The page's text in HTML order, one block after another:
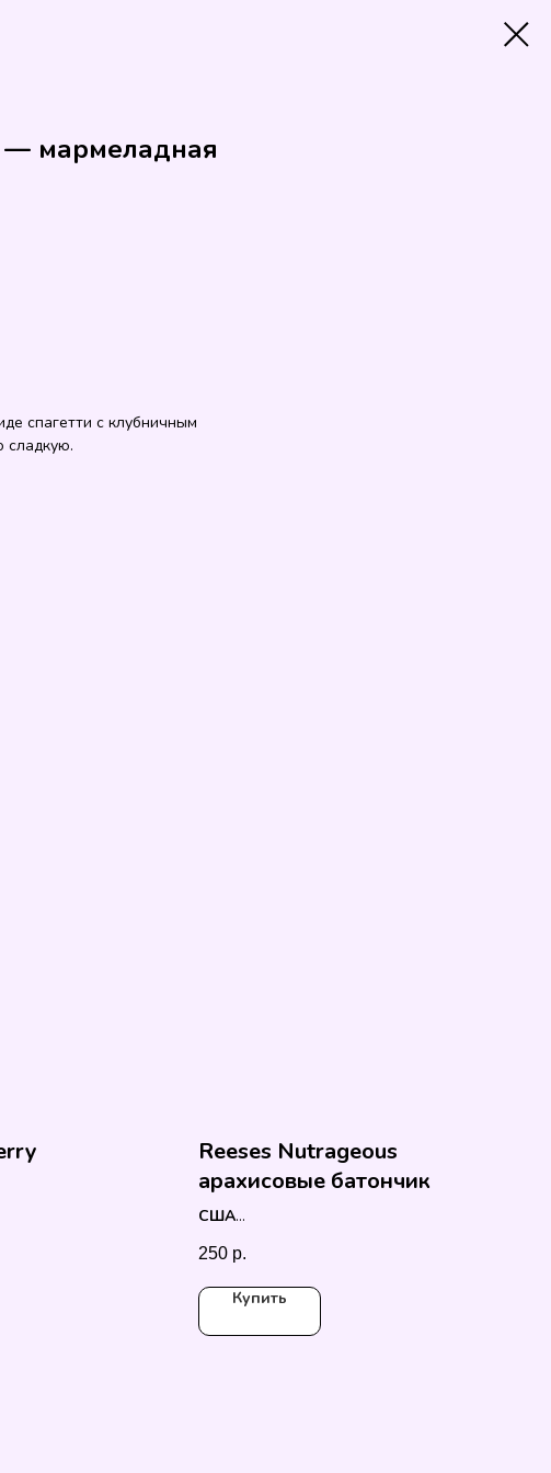
— мармеладная
спагетти с клубничным
сладкую.
Reeses Nutrageous
арахисовые батончик
США
250 р.
Купить